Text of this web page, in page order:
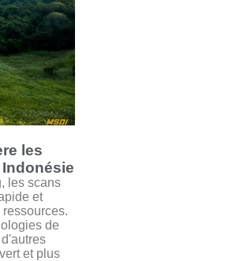
les
les scans
et
de
et plus